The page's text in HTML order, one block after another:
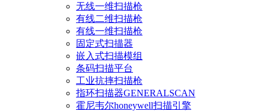
无线一维扫描枪
有线二维扫描枪
有线一维扫描枪
固定式扫描器
嵌入式扫描模组
条码扫描平台
工业抗摔扫描枪
指环扫描器GENERALSCAN
霍尼韦尔honeywell扫描引擎